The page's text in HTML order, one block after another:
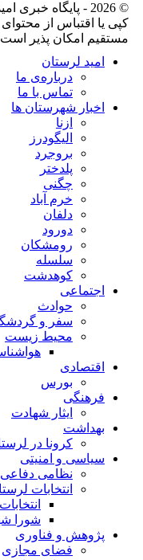
© 2026 - پایگاه خبری اميد لرستان.تمامی حقوق محفوظ است.
کپی یا اقتباس از
مستقیم امکان پذیر
امید لرستان
درباره‌ی ما
تماس با ما
اخبار شهرستان ها
ازنا
الیگودرز
بروجرد
پلدختر
چگنی
خرم آباد
دلفان
دورود
رومشکان
سلسله
کوهدشت
اجتماعی
حوادث
سفر و
محیط زیست
اقتصادی
بورس
فرهنگی
ایثار شهادت
بهداشت
کرونا در
سیاسی و امنیتی
نظامی دفاعی
انتخابات
شورا
پژوهش و فناوری
فضای مجازی